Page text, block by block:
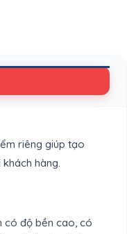
riêng giúp tạo
hàng.
có độ bền cao, có